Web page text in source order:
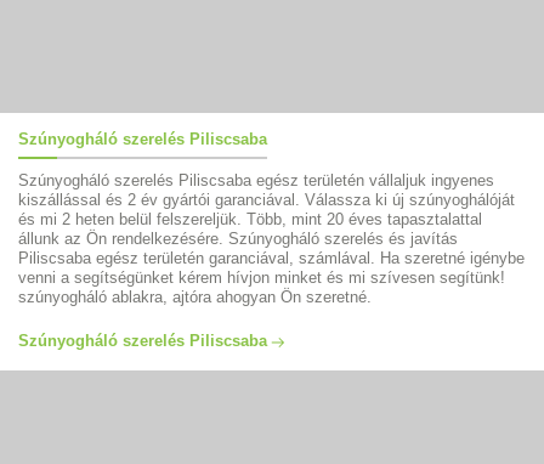
Szúnyogháló szerelés Piliscsaba
Szúnyogháló szerelés Piliscsaba egész területén vállaljuk ingyenes
kiszállással és 2 év gyártói garanciával. Válassza ki új szúnyoghálóját
és mi 2 heten belül felszereljük. Több, mint 20 éves tapasztalattal
állunk az Ön rendelkezésére. Szúnyogháló szerelés és javítás
Piliscsaba egész területén garanciával, számlával. Ha szeretné igénybe
venni a segítségünket kérem hívjon minket és mi szívesen segítünk!
szúnyogháló ablakra, ajtóra ahogyan Ön szeretné.
Szúnyogháló szerelés Piliscsaba